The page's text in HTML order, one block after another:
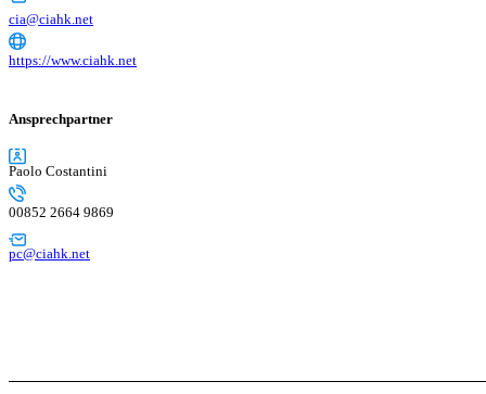
cia@ciahk.net
https://www.ciahk.net
Ansprechpartner
Paolo Costantini
00852 2664 9869
pc@ciahk.net